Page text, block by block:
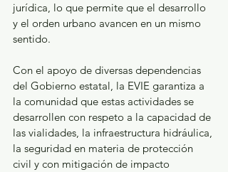
jurídica, lo que permite que el desarrollo
y el orden urbano avancen en un mismo
sentido.
Con el apoyo de diversas dependencias
del Gobierno estatal, la EVIE garantiza a
la comunidad que estas actividades se
desarrollen con respeto a la capacidad de
las vialidades, la infraestructura hidráulica,
la seguridad en materia de protección
civil y con mitigación de impacto